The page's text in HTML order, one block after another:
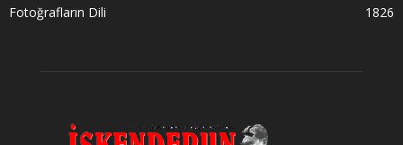
Fotoğrafların Dili
1826